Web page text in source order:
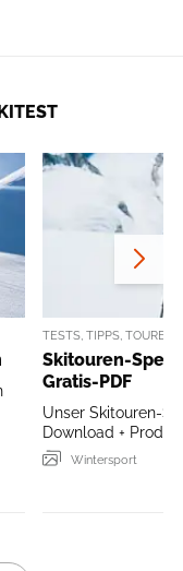
TESTS, TIPPS, TOUREN
Skitouren-
Gratis-PDF
Unser Skitouren-
Download +
Wintersport